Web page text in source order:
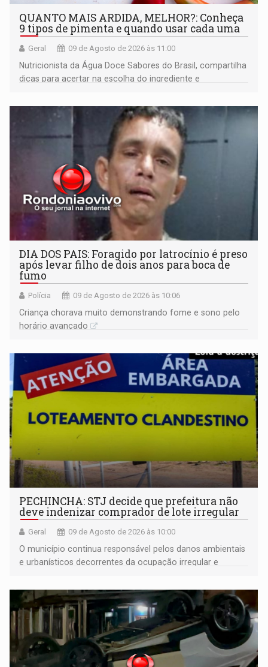
QUANTO MAIS ARDIDA, MELHOR?: Conheça
9 tipos de pimenta e quando usar cada uma
Geral 09 de Agosto de 2026 às 11:00
Nutricionista da Água Doce Sabores do Brasil, compartilha
dicas para acertar na escolha do ingrediente e
DIA DOS PAIS: Foragido por latrocínio é preso
após levar filho de dois anos para boca de
fumo
Polícia 09 de Agosto de 2026 às 10:06
Criança chorava muito demonstrando fome e sono pelo
horário avançado
PECHINCHA: STJ decide que prefeitura não
deve indenizar comprador de lote irregular
Geral 09 de Agosto de 2026 às 10:00
O município continua responsável pelos danos ambientais
e urbanísticos decorrentes da ocupação irregular e